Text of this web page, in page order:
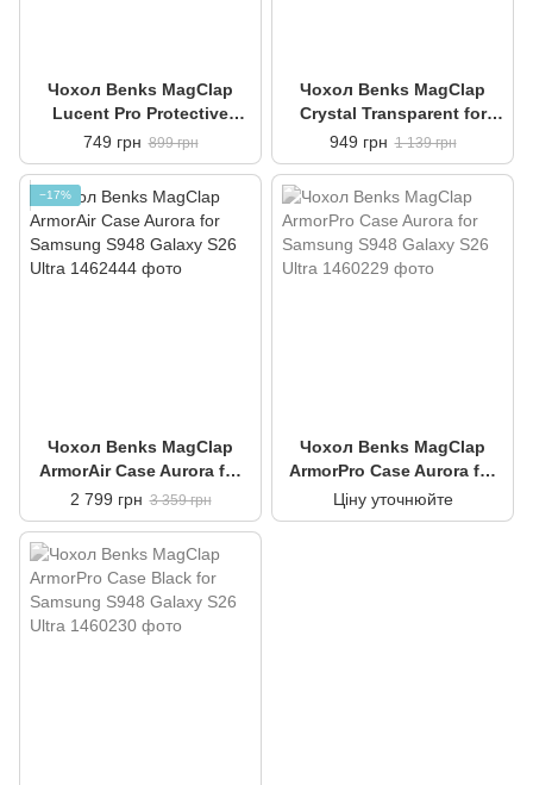
Чохол Benks MagClap
Lucent Pro Protective
Black for Samsung S948
Galaxy S26 Ultra
749 грн 899 грн
Чохол Benks MagClap
Crystal Transparent for
Samsung S948 Galaxy S26
Ultra
949 грн 1 139 грн
−17%
Чохол Benks MagClap
ArmorAir Case Aurora for
Samsung S948 Galaxy S26
Ultra
2 799 грн 3 359 грн
Чохол Benks MagClap
ArmorPro Case Aurora for
Samsung S948 Galaxy S26
Ultra
Ціну уточнюйте